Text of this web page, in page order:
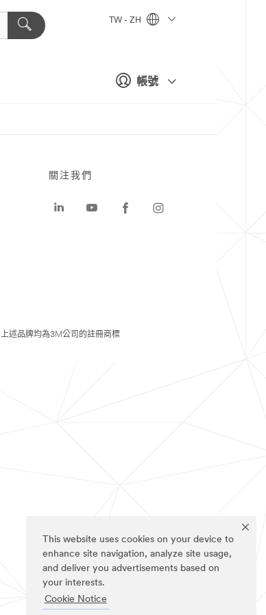
This website uses cookies on your device to
enhance site navigation, analyze site usage,
and deliver you advertisements based on
your interests.
Cookie Notice
帳號
TW - ZH
關注我們
上述品牌均為3M公司的註冊商標